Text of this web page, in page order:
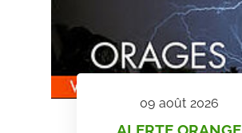
09 août 2026